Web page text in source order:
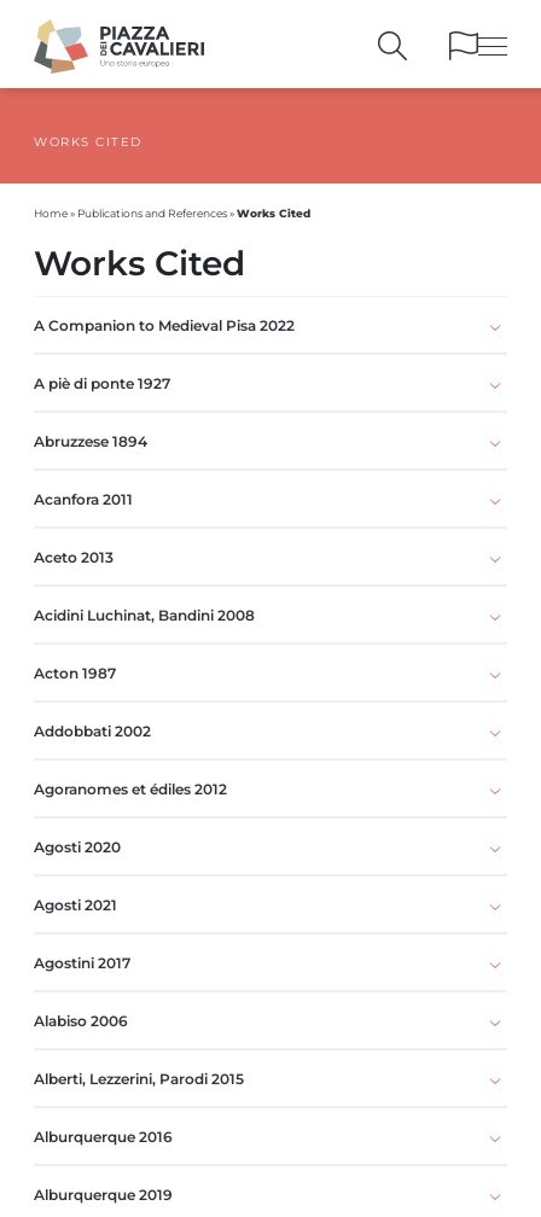
PUBLICATIONSAND REFERENCES
WORKS CITED
Home» Publications and References»Works Cited
Works Cited
A Companion to Medieval Pisa 2022
A piè di ponte 1927
Abruzzese 1894
Acanfora 2011
Aceto 2013
Acidini Luchinat, Bandini 2008
Acton 1987
Addobbati 2002
Agoranomes et édiles 2012
Agosti 2020
Agosti 2021
Agostini 2017
Alabiso 2006
Alberti, Lezzerini, Parodi 2015
Alburquerque 2016
Alburquerque 2019